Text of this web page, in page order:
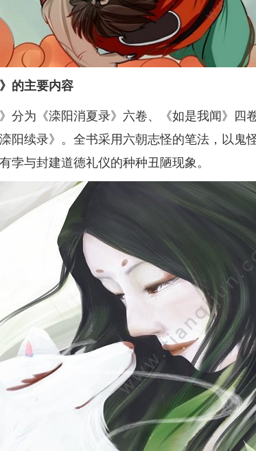
的主要内容
为《滦阳消夏录》六卷、《如是我闻》四
阳续录》。全书采用六朝志怪的笔法，以鬼
孛与封建道德礼仪的种种丑陋现象。